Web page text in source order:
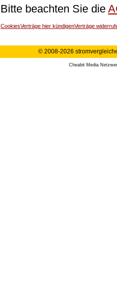
Bitte beachten Sie die
CookiesVerträge hier kündigenVerträge
© 2008-2026
Cheabit Media